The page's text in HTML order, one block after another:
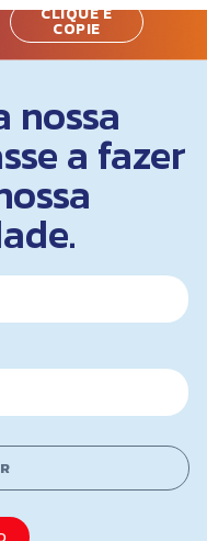
CLIQUE E
COPIE
nossa
a fazer